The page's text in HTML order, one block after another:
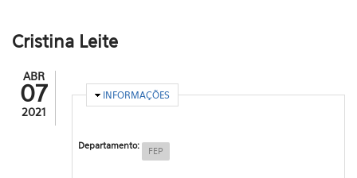
Cristina Leite
ABR
07
2021
OCULTAR
INFORMAÇÕES
Departamento: FEP